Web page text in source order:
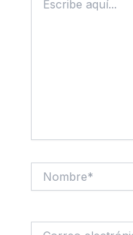
aquí...